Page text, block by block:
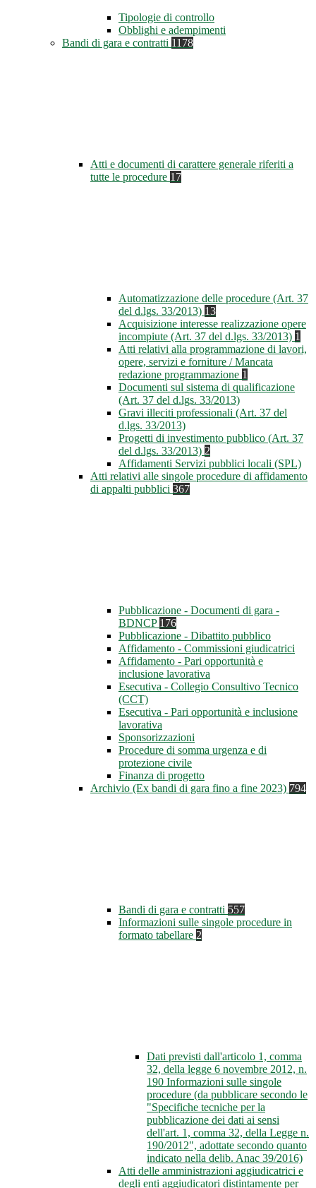
Tipologie di controllo
Obblighi e adempimenti
Bandi di gara e contratti 1178
Atti e documenti di carattere generale riferiti a
tutte le procedure 17
Automatizzazione delle procedure (Art. 37
del d.lgs. 33/2013) 13
Acquisizione interesse realizzazione opere
incompiute (Art. 37 del d.lgs. 33/2013) 1
Atti relativi alla programmazione di lavori,
opere, servizi e forniture / Mancata
redazione programmazione 1
Documenti sul sistema di qualificazione
(Art. 37 del d.lgs. 33/2013)
Gravi illeciti professionali (Art. 37 del
d.lgs. 33/2013)
Progetti di investimento pubblico (Art. 37
del d.lgs. 33/2013) 2
Affidamenti Servizi pubblici locali (SPL)
Atti relativi alle singole procedure di affidamento
di appalti pubblici 367
Pubblicazione - Documenti di gara -
BDNCP 176
Pubblicazione - Dibattito pubblico
Affidamento - Commissioni giudicatrici
Affidamento - Pari opportunità e
inclusione lavorativa
Esecutiva - Collegio Consultivo Tecnico
(CCT)
Esecutiva - Pari opportunità e inclusione
lavorativa
Sponsorizzazioni
Procedure di somma urgenza e di
protezione civile
Finanza di progetto
Archivio (Ex bandi di gara fino a fine 2023) 794
Bandi di gara e contratti 557
Informazioni sulle singole procedure in
formato tabellare 2
Dati previsti dall'articolo 1, comma
32, della legge 6 novembre 2012, n.
190 Informazioni sulle singole
procedure (da pubblicare secondo le
"Specifiche tecniche per la
pubblicazione dei dati ai sensi
dell'art. 1, comma 32, della Legge n.
190/2012", adottate secondo quanto
indicato nella delib. Anac 39/2016)
Atti delle amministrazioni aggiudicatrici e
degli enti aggiudicatori distintamente per